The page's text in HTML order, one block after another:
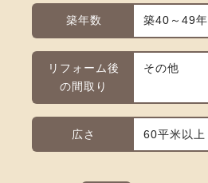
築年数 築40～49年
リフォーム後
の間取り
その他
広さ 60平米以上